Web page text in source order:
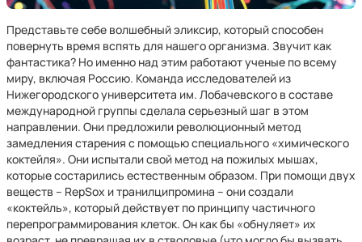
Представьте себе волшебный эликсир, который способен
повернуть время вспять для нашего организма. Звучит как
фантастика? Но именно над этим работают ученые по всему
миру, включая Россию. Команда исследователей из
Нижегородского университета им. Лобачевского в составе
международной группы сделала серьезный шаг в этом
направлении. Они предложили революционный метод
замедления старения с помощью специального «химического
коктейля». Они испытали свой метод на пожилых мышах,
которые состарились естественным образом. При помощи двух
веществ – RepSox и транилципромина – они создали
«коктейль», который действует по принципу частичного
перепрограммирования клеток. Он как бы «обнуляет» их